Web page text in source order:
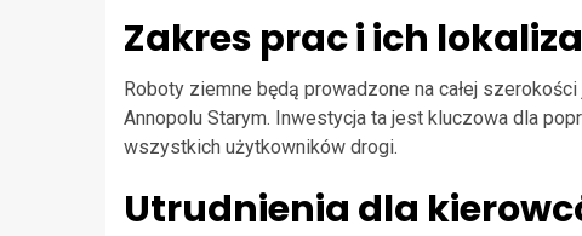
Zakres prac i ich
Roboty ziemne będą prowadzone na całej
Annopolu Starym. Inwestycja ta jest kluczowa dla
wszystkich użytkowników drogi.
Utrudnienia dla